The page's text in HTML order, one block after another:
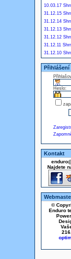
10.03.17
31.12.15
31.12.14
31.12.13
31.12.12
31.12.11
31.12.10
Přihlášení
Heslo:
Kontakt
Najdete
©
Enduro